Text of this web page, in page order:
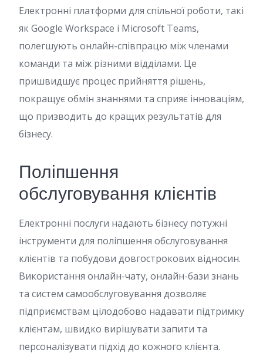
Електронні платформи для спільної роботи, такі
як Google Workspace і Microsoft Teams,
полегшують онлайн-співпрацю між членами
команди та між різними відділами. Це
пришвидшує процес прийняття рішень,
покращує обмін знаннями та сприяє інноваціям,
що призводить до кращих результатів для
бізнесу.
Поліпшення
обслуговування клієнтів
Електронні послуги надають бізнесу потужні
інструменти для поліпшення обслуговування
клієнтів та побудови довгострокових відносин.
Використання онлайн-чату, онлайн-бази знань
та систем самообслуговування дозволяє
підприємствам цілодобово надавати підтримку
клієнтам, швидко вирішувати запити та
персоналізувати підхід до кожного клієнта.